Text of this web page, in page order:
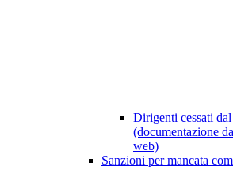
Dirigenti cessati
(documentazione
web)
Sanzioni per mancata